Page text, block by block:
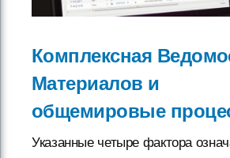
Комплексная
Материалов и
общемировые
Указанные четыре фактора